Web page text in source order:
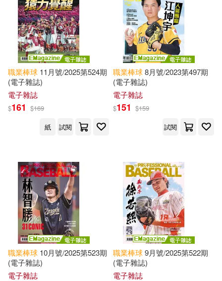
職業棒球 11月號/2025第524期
(電子雜誌)
電子雜誌
$161 $169
紙
試閱
職業棒球8月號/2023第497期
(電子雜誌)
電子雜誌
$151 $159
試閱
職業棒球 10月號/2025第523期
(電子雜誌)
電子雜誌
職業棒球9月號/2025第522期
(電子雜誌)
電子雜誌